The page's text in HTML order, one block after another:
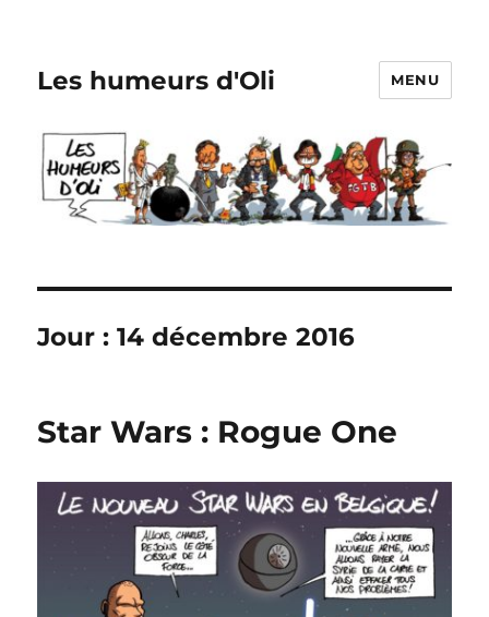
Les humeurs d'Oli MENU
Jour :14 décembre 2016
Star Wars : Rogue One